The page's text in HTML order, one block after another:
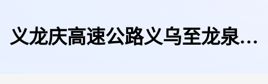
义龙庆高速公路义乌至龙泉段